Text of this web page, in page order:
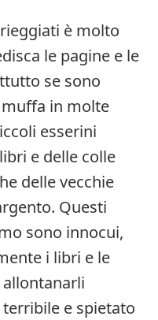
è molto
le pagine e le
se sono
muffa in molte
esserini
e delle colle
delle vecchie
Questi
sono innocui,
i libri e le
e spietato